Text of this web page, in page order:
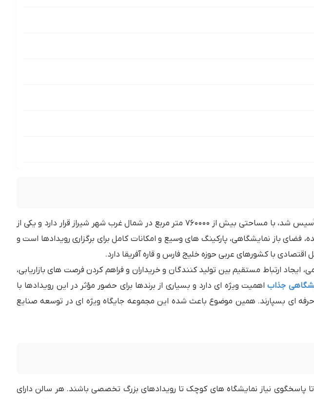
شد، با مساحتی بیش از ۷۶۰۰۰۰ متر مربع در شمال غرب شهر شیراز قرار دارد و یکی از
باز نمایشگاهی، پارکینگ های وسیع و امکانات کامل برای برگزاری رویدادها است و
با کشورهای عربی حوزه خلیج فارس و قاره آفریقا دارد.
ارتباط مستقیم بین تولید کنندگان و خریداران و فراهم کردن فرصت های بازاریابی،
جذاباهمیت ویژه ای دارد و بسیاری از برندها برای حضور مؤثر در این رویدادها با
حرفه ای بسپارند. همین موضوع باعث شده این مجموعه جایگاه ویژه ای در توسعه صنایع
پاسخگوی نیاز نمایشگاه های کوچک تا رویدادهای بزرگ تخصصی باشند. هر سالن دارای